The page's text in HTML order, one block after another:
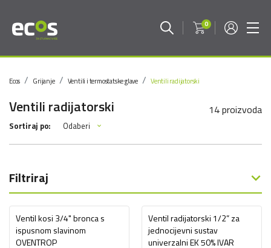
0
Ecos Grijanje Ventili i termostatske glave Ventili radijatorski
Ventili radijatorski 14 proizvoda
Sortiraj po: Odaberi
Filtriraj
Ventil kosi 3/4" bronca s
ispusnom slavinom
OVENTROP
Ventil radijatorski 1/2” za
jednocijevni sustav
univerzalni EK 50% IVAR